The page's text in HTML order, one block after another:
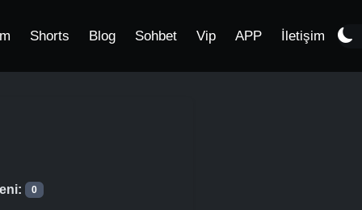
Shorts Blog Sohbet Vip APP İletişim
0